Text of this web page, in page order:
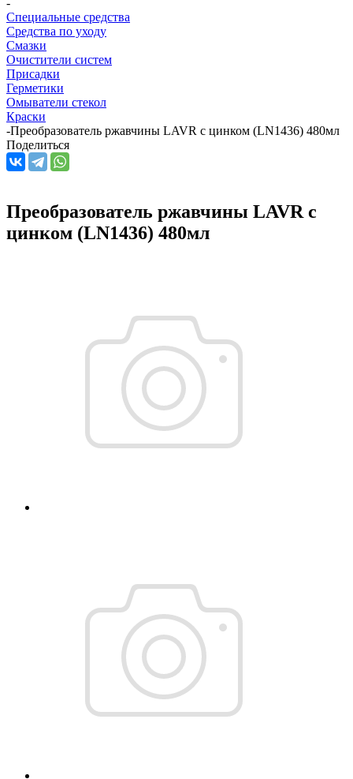
Специальные средства
Средства по уходу
Смазки
Очистители систем
Присадки
Герметики
Омыватели стекол
Краски
-Преобразователь ржавчины LAVR с цинком (LN1436) 480мл
Поделиться
Преобразователь ржавчины LAVR с
цинком (LN1436) 480мл